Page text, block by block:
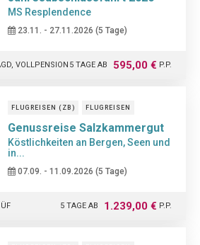
MS Resplendence
23.11. - 27.11.2026 (5 Tage)
5 TAGE AB 595,00 € P.P.
VOLLPENSION
FLUGREISEN (ZB) FLUGREISEN
Genussreise Salzkammergut
Köstlichkeiten an Bergen, Seen und
in...
07.09. - 11.09.2026 (5 Tage)
5 TAGE AB 1.239,00 € P.P.